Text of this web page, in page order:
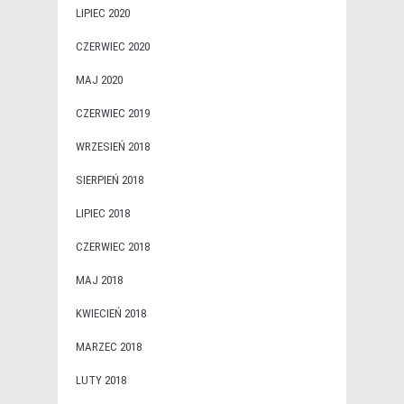
LIPIEC 2020
CZERWIEC 2020
MAJ 2020
CZERWIEC 2019
WRZESIEŃ 2018
SIERPIEŃ 2018
LIPIEC 2018
CZERWIEC 2018
MAJ 2018
KWIECIEŃ 2018
MARZEC 2018
LUTY 2018